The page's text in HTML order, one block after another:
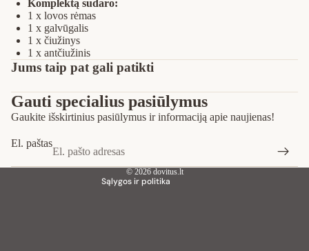
Komplektą sudaro:
1 x lovos rėmas
1 x galvūgalis
1 x čiužinys
1 x antčiužinis
Jums taip pat gali patikti
Gauti specialius pasiūlymus
Gaukite išskirtinius pasiūlymus ir informaciją apie naujienas!
El. paštas
© 2026 dovitus.lt
Sąlygos ir politika
Privatumo strategija
Paslaugų teikimo sąlygos
Siuntimo politika
Teisinis pranešimas